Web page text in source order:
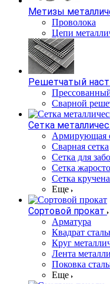
Метизы
Проволока
Цепи
Решетчатый
Сварной
Сетка
Армирующая
Сварная сетка
Сетка для
Сетка
Сетка
Еще
Сортовой прокат
Арматура
Квадрат
Круг
Лента
Поковка
Еще